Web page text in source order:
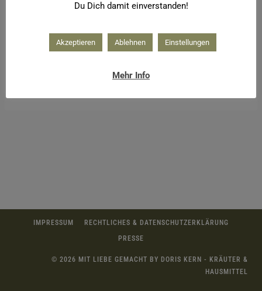
IMPRESSUM
RECHTLICHES & DATENSCHUTZERKLÄRUNG
PRESSE
© 2026 MIT LIEBE GEMACHT BY DORIS KERN - KRÄUTER &
HAUSMITTEL
Du Dich damit einverstanden!
Akzeptieren Ablehnen Einstellungen
Mehr Info